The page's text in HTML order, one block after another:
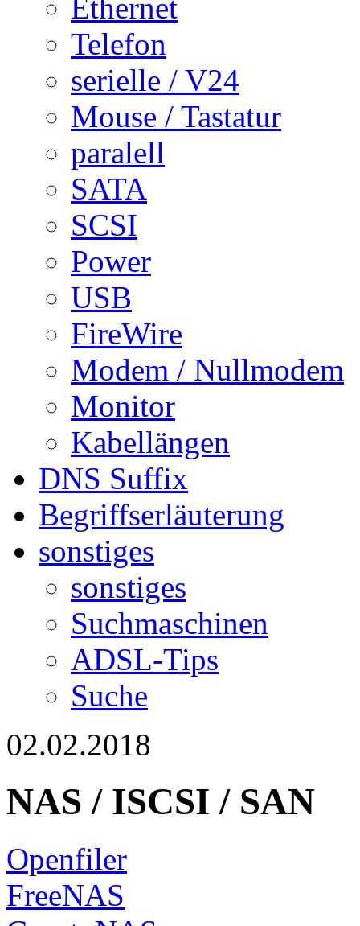
Ethernet
Telefon
serielle / V24
Mouse / Tastatur
paralell
SATA
SCSI
Power
USB
FireWire
Modem / Nullmodem
Monitor
Kabellängen
DNS Suffix
Begriffserläuterung
sonstiges
sonstiges
Suchmaschinen
ADSL-Tips
Suche
02.02.2018
NAS / ISCSI / SAN
Openfiler
FreeNAS